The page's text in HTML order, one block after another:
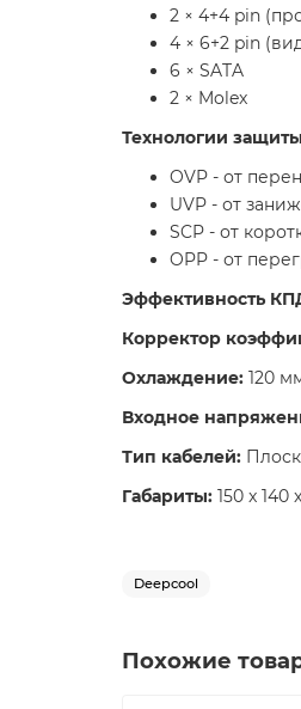
2 × 4+4 pin
4 × 6+2 pin
6 × SATA
2 × Molex
Технологии
OVP - от
UVP - от
SCP - от
OPP - от
Эффективность
Корректор
Охлаждение: 120
Входное
Тип кабелей:
Габариты: 150 x 140
Deepcool
Похожие